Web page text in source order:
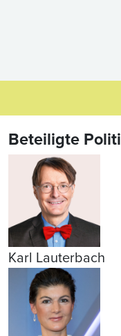
Beteiligte
Karl Lauterbach